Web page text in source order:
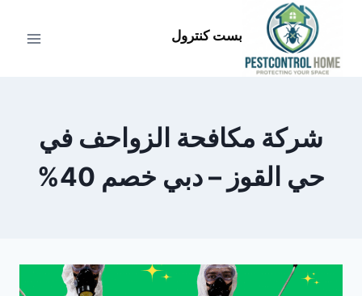
المحتوى
بست كنترول
شركة مكافحة الزواحف في
حي القوز – دبي خصم 40%